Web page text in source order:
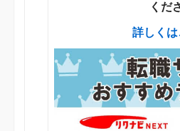
くだ
詳しく